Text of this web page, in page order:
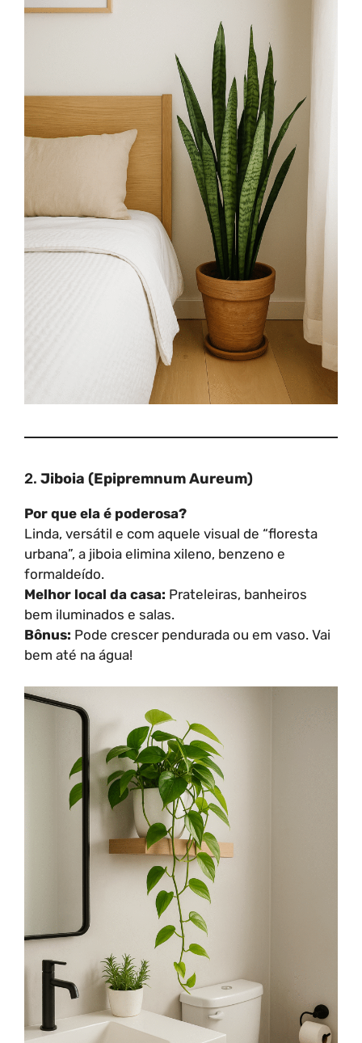
2. Jiboia (Epipremnum Aureum)
Por que ela é poderosa?
Linda, versátil e com aquele visual de “floresta
urbana”, a jiboia elimina xileno, benzeno e
formaldeído.
Melhor local da casa: Prateleiras, banheiros
bem iluminados e salas.
Bônus: Pode crescer pendurada ou em vaso. Vai
bem até na água!